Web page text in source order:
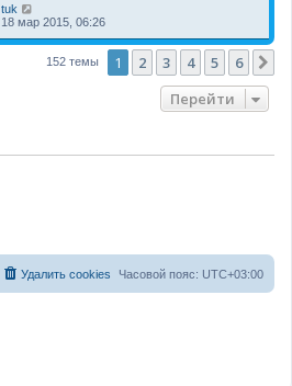
tuk
18 мар 2015, 06:26
152 темы 1 2 3 4 5 6
Перейти
Часовой пояс: UTC+03:00
Удалить cookies